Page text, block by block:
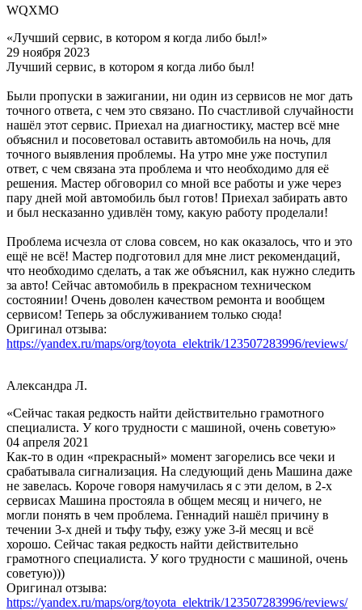
WQXMO
«Лучший сервис, в котором я когда либо был!»
29 ноября 2023
Лучший сервис, в котором я когда либо был!
Были пропуски в зажигании, ни один из сервисов не мог дать
точного ответа, с чем это связано. По счастливой случайности
нашёл этот сервис. Приехал на диагностику, мастер всё мне
объяснил и посоветовал оставить автомобиль на ночь, для
точного выявления проблемы. На утро мне уже поступил
ответ, с чем связана эта проблема и что необходимо для её
решения. Мастер обговорил со мной все работы и уже через
пару дней мой автомобиль был готов! Приехал забирать авто
и был несказанно удивлён тому, какую работу проделали!
Проблема исчезла от слова совсем, но как оказалось, что и это
ещё не всё! Мастер подготовил для мне лист рекомендаций,
что необходимо сделать, а так же объяснил, как нужно следить
за авто! Сейчас автомобиль в прекрасном техническом
состоянии! Очень доволен качеством ремонта и вообщем
сервисом! Теперь за обслуживанием только сюда!
Оригинал отзыва:
https://yandex.ru/maps/org/toyota_elektrik/123507283996/reviews/
Александра Л.
«Сейчас такая редкость найти действительно грамотного
специалиста. У кого трудности с машиной, очень советую»
04 апреля 2021
Как-то в один «прекрасный» момент загорелись все чеки и
срабатывала сигнализация. На следующий день Машина даже
не завелась. Короче говоря намучилась я с эти делом, в 2-х
сервисах Машина простояла в общем месяц и ничего, не
могли понять в чем проблема. Геннадий нашёл причину в
течении 3-х дней и тьфу тьфу, езжу уже 3-й месяц и всё
хорошо. Сейчас такая редкость найти действительно
грамотного специалиста. У кого трудности с машиной, очень
советую)))
Оригинал отзыва:
https://yandex.ru/maps/org/toyota_elektrik/123507283996/reviews/